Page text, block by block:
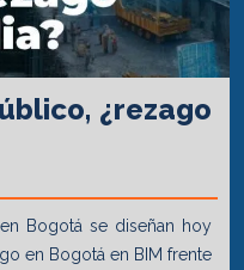
¿rezago
Bogotá se diseñan hoy
en Bogotá en BIM frente